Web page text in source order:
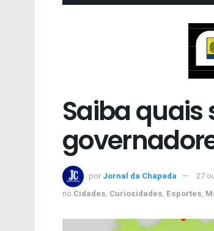
Saiba quais
por Jornal da Chapada
27
no Cidades, Curiosidades, Esportes,